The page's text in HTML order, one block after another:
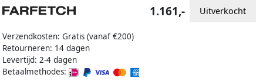
Verzendkosten: Gratis (vanaf €200)
Retourneren: 14 dagen
Levertijd: 2-4 dagen
Betaalmethodes:
1.161,- Uitverkocht